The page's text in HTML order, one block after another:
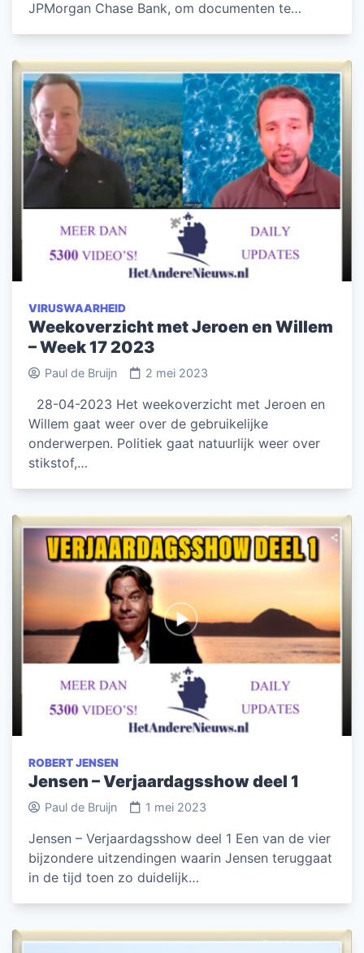
JPMorgan Chase Bank, om documenten te…
VIRUSWAARHEID
Weekoverzicht met Jeroen en Willem
– Week 17 2023
Paul de Bruijn 2 mei 2023
28-04-2023 Het weekoverzicht met Jeroen en
Willem gaat weer over de gebruikelijke
onderwerpen. Politiek gaat natuurlijk weer over
stikstof,…
ROBERT JENSEN
Jensen – Verjaardagsshow deel 1
Paul de Bruijn 1 mei 2023
Jensen – Verjaardagsshow deel 1 Een van de vier
bijzondere uitzendingen waarin Jensen teruggaat
in de tijd toen zo duidelijk…